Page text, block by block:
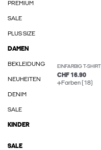
PREMIUM
SALE
PLUS SIZE
DAMEN
BEKLEIDUNG
NEUHEITEN
DENIM
SALE
KINDER
SALE
EINFARBIG T-SHIRT
CHF 16.90
Farben (18)